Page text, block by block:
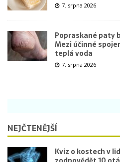
7. srpna 2026
Popraskané paty
Mezi účinné
teplá voda
7. srpna 2026
NEJČTENĚJŠÍ
Kvíz o kostech v